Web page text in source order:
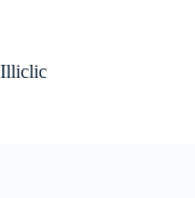
Illiclic